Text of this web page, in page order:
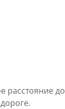
расстояние до